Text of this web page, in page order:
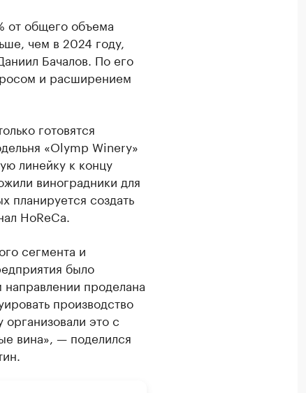
от общего объема
чем в 2024 году,
Бачалов. По его
и расширением
готовятся
«Olymp Winery»
линейку к концу
виноградники для
планируется создать
HoReCa.
сегмента и
было
проделана
производство
это с
вина», — поделился